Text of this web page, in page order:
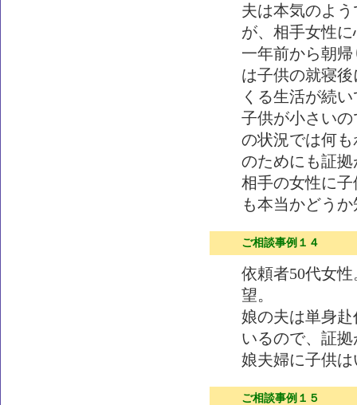
夫は本気のよ
が、相手女性
一年前から朝
は子供の就寝
くる生活が続
子供が小さい
の状況では何
のためにも証
相手の女性に
も本当かどう
ご相談事例１４
依頼者50代女
望。
娘の夫は単身
いるので、証
娘夫婦に子供
ご相談事例１５